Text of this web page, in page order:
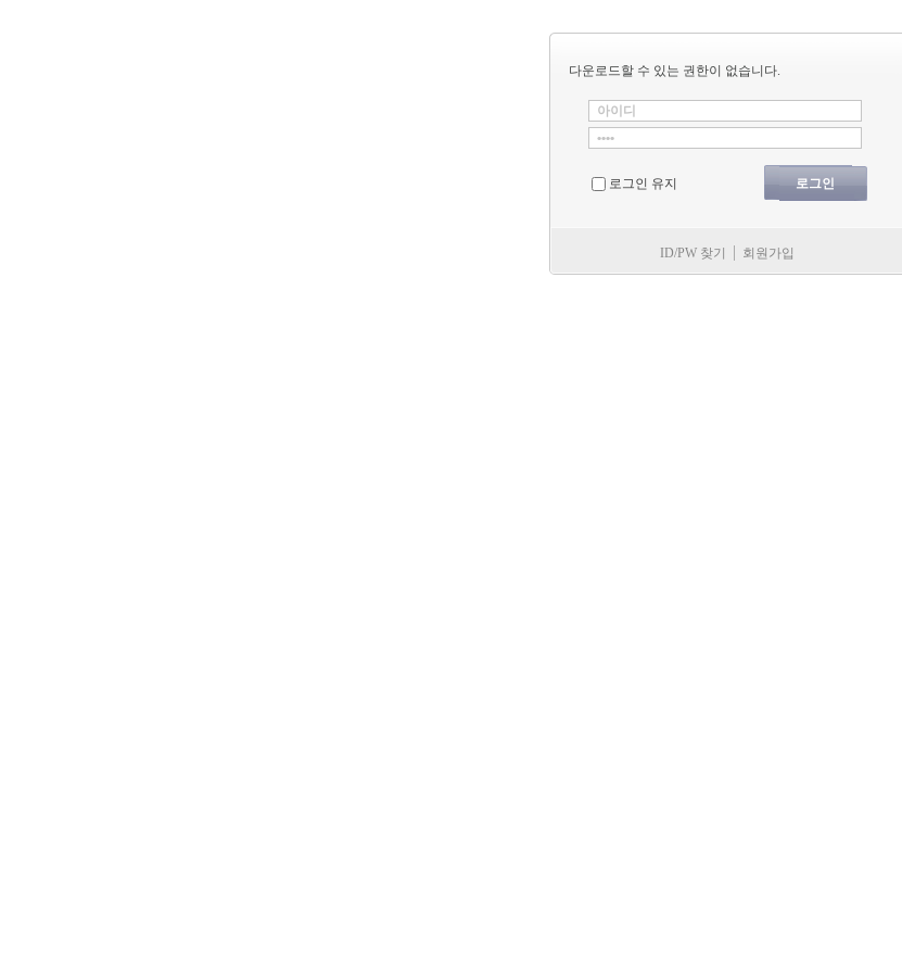
다운로드할 수 있는 권한이 없습니다.
로그인 유지
ID/PW 찾기 회원가입